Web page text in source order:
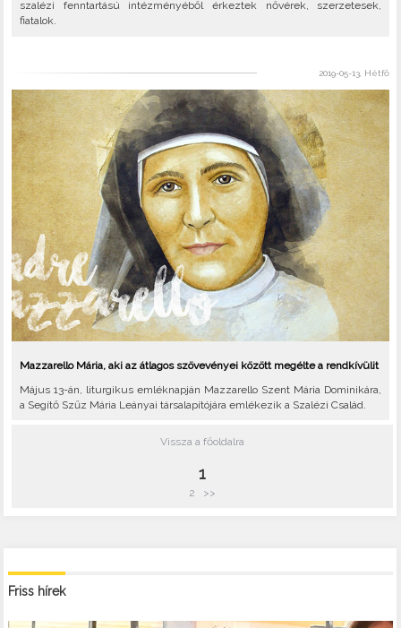
szalézi fenntartású intézményéből érkeztek nővérek, szerzetesek,
fiatalok.
2019-05-13, Hétfő
Mazzarello Mária, aki az átlagos szövevényei között megélte a rendkívülit
Május 13-án, liturgikus emléknapján Mazzarello Szent Mária Dominikára,
a Segítő Szűz Mária Leányai társalapítójára emlékezik a Szalézi Család.
Vissza a főoldalra
1
2 >>
Friss hírek